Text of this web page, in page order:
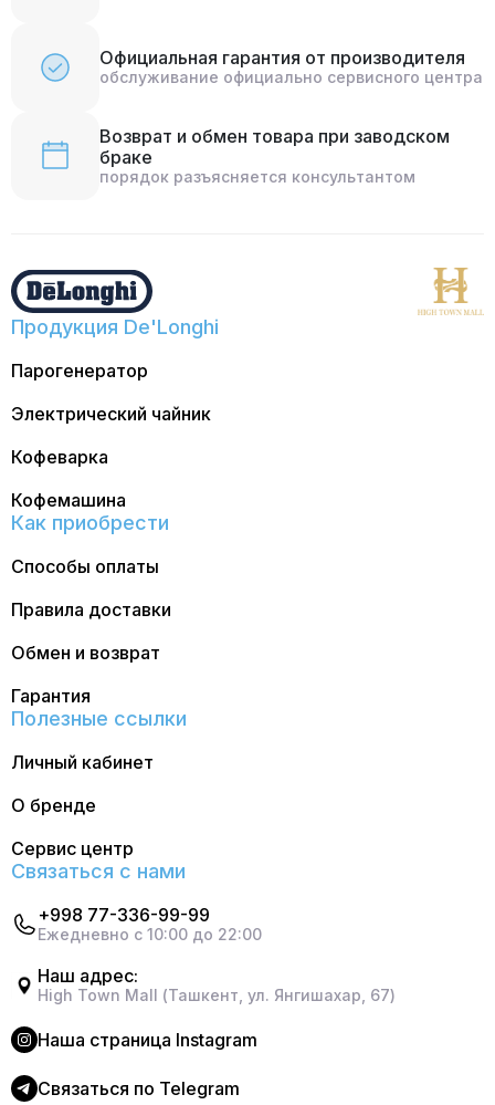
Официальная гарантия от производителя
обслуживание официально сервисного центра
Возврат и обмен товара при заводском
браке
порядок разъясняется консультантом
Продукция De'Longhi
Парогенератор
Электрический чайник
Кофеварка
Кофемашина
Как приобрести
Способы оплаты
Правила доставки
Обмен и возврат
Гарантия
Полезные ссылки
Личный кабинет
О бренде
Сервис центр
Связаться с нами
+998 77-336-99-99
Ежедневно с 10:00 до 22:00
Наш адрес:
High Town Mall (Ташкент, ул. Янгишахар, 67)
Наша страница Instagram
Cвязаться по Telegram